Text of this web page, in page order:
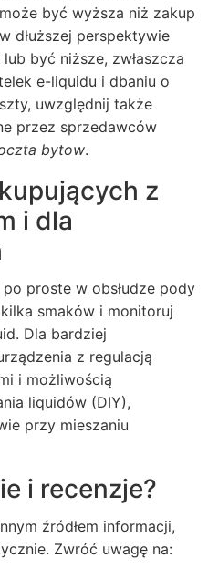
być wyższa niż zakup
dłuższej perspektywie
być niższe, zwłaszcza
e-liquidu i dbaniu o
uwzględnij także
przez sprzedawców
bytow.
z
i dla
proste w obsłudze pody
smaków i monitoruj
Dla bardziej
z regulacją
i możliwością
liquidów (DIY),
przy mieszaniu
i recenzje?
źródłem informacji,
Zwróć uwagę na: